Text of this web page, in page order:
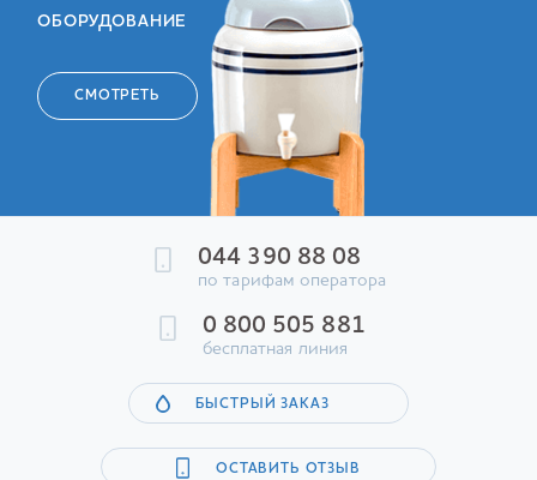
ОБОРУДОВАНИЕ
СМОТРЕТЬ
044 390 88 08
по тарифам оператора
0 800 505 881
бесплатная линия
БЫСТРЫЙ ЗАКАЗ
ОСТАВИТЬ ОТЗЫВ